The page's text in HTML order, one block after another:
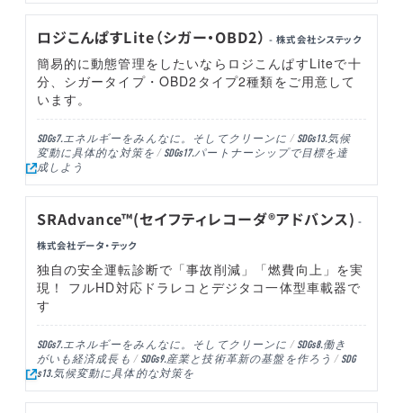
ロジこんぱすLite（シガー・OBD2） - 株式会社システック
簡易的に動態管理をしたいならロジこんぱすLiteで十
分、シガータイプ・OBD2タイプ2種類をご用意して
います。
SDGs7.エネルギーをみんなに。そしてクリーンに SDGs13.気候
変動に具体的な対策を
SDGs17.パートナーシップで目標を達
成しよう
SRAdvance™(セイフティレコーダ®アドバンス) -
株式会社データ・テック
独自の安全運転診断で「事故削減」「燃費向上」を実
現！ フルHD対応ドラレコとデジタコ一体型車載器で
す
SDGs7.エネルギーをみんなに。そしてクリーンに SDGs8.働き
がいも経済成長も
SDGs9.産業と技術革新の基盤を作ろう
SDG
s13.気候変動に具体的な対策を